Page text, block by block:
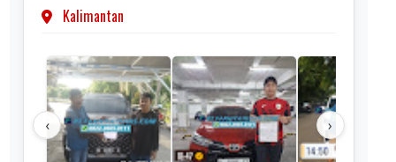
Kalimantan
‹ ›